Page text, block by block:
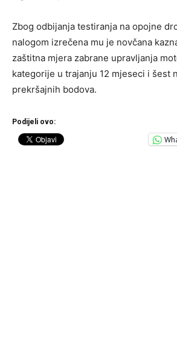
Zbog odbijanja testiranja na opojne
nalogom izrečena mu je novčana
zaštitna mjera zabrane upravljanja
kategorije u trajanju 12 mjeseci i šest
prekršajnih bodova.
Podijeli ovo: